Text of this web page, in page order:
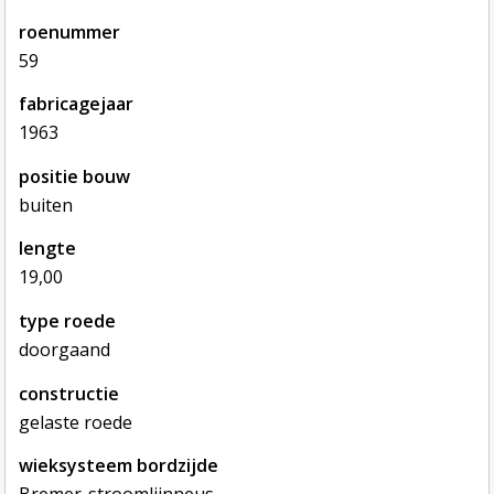
roenummer
59
fabricagejaar
1963
positie bouw
buiten
lengte
19,00
type roede
doorgaand
constructie
gelaste roede
wieksysteem bordzijde